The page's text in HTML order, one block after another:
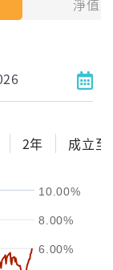
2年 成立至
6.00%
8.00%
10.00%